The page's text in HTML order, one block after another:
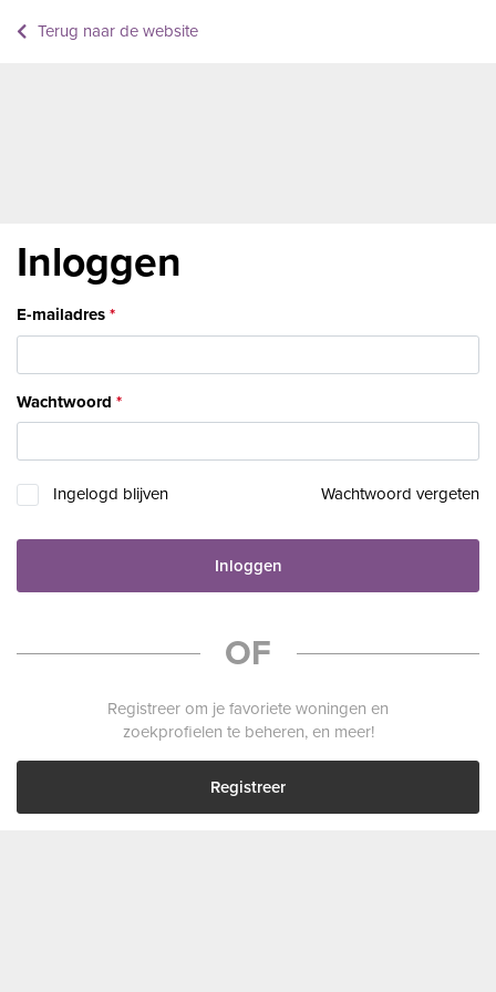
Terug naar de website
Inloggen
E-mailadres
Wachtwoord
Ingelogd blijven Wachtwoord vergeten
Inloggen
OF
Registreer om je favoriete woningen en
zoekprofielen te beheren, en meer!
Registreer